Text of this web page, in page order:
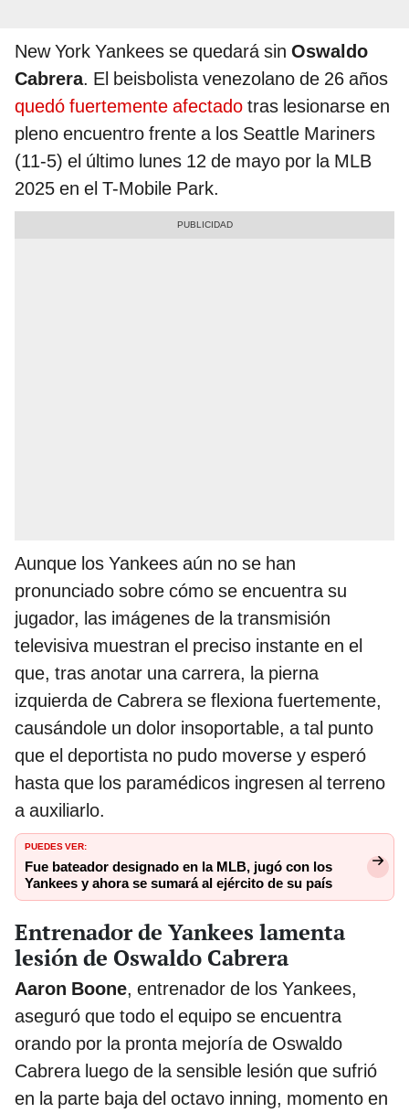
New York Yankees se quedará sin Oswaldo
Cabrera. El beisbolista venezolano de 26 años
quedó fuertemente afectado tras lesionarse en
pleno encuentro frente a los Seattle Mariners
(11-5) el último lunes 12 de mayo por la MLB
2025 en el T-Mobile Park.
Aunque los Yankees aún no se han
pronunciado sobre cómo se encuentra su
jugador, las imágenes de la transmisión
televisiva muestran el preciso instante en el
que, tras anotar una carrera, la pierna
izquierda de Cabrera se flexiona fuertemente,
causándole un dolor insoportable, a tal punto
que el deportista no pudo moverse y esperó
hasta que los paramédicos ingresen al terreno
a auxiliarlo.
PUEDES VER:
Fue bateador designado en la MLB, jugó con los
Yankees y ahora se sumará al ejército de su país
Entrenador de Yankees lamenta
lesión de Oswaldo Cabrera
Aaron Boone, entrenador de los Yankees,
aseguró que todo el equipo se encuentra
orando por la pronta mejoría de Oswaldo
Cabrera luego de la sensible lesión que sufrió
en la parte baja del octavo inning, momento en